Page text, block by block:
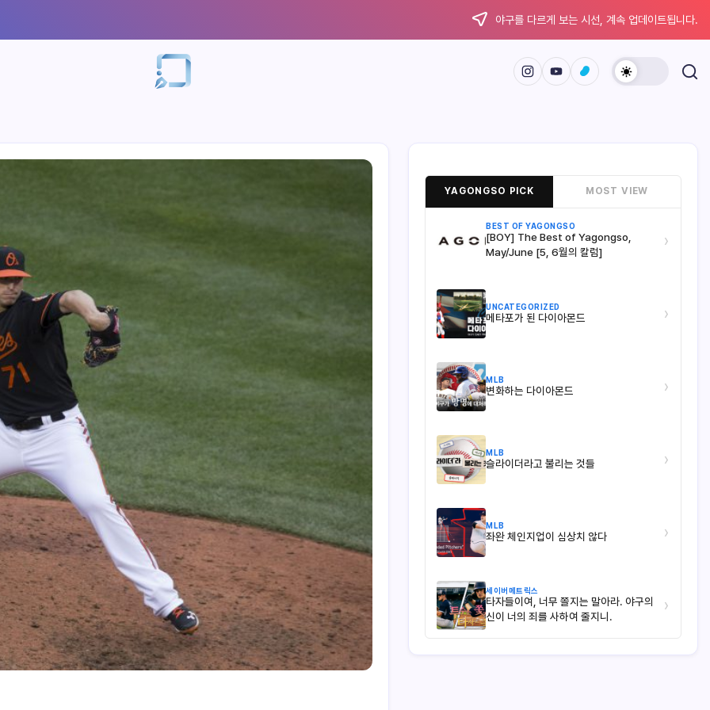
야구를 다르게 보는 시선, 계속 업데이트됩니다.
YAGONGSO PICK MOST VIEW
BEST OF YAGONGSO
[BOY] The Best of Yagongso,
May/June [5, 6월의 칼럼]
›
UNCATEGORIZED
메타포가 된 다이아몬드 ›
MLB
변화하는 다이아몬드 ›
MLB
슬라이더라고 불리는 것들 ›
MLB
좌완 체인지업이 심상치 않다 ›
세이버메트릭스
타자들이여, 너무 쫄지는 말아라. 야구의
신이 너의 죄를 사하여 줄지니.
›